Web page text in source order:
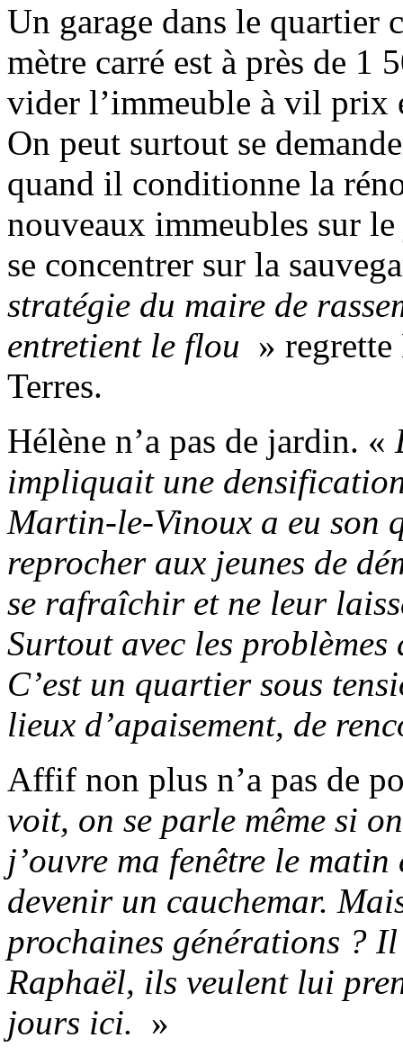
Un garage dans le quartier
mètre carré est à près de 1
vider l’immeuble à vil prix
On peut surtout se
quand il conditionne la
nouveaux immeubles sur
se concentrer sur la
stratégie du maire de
entretient le flou »
Terres.
Hélène n’a pas de jardin. «
impliquait une
Martin-le-Vinoux a eu son
reprocher aux jeunes de
se rafraîchir et ne leur
Surtout avec les
C’est un quartier sous
lieux d’apaisement, de
Affif non plus n’a pas de
voit, on se parle même si
j’ouvre ma fenêtre le
devenir un cauchemar.
prochaines générations ?
Raphaël, ils veulent lui
jours ici. »